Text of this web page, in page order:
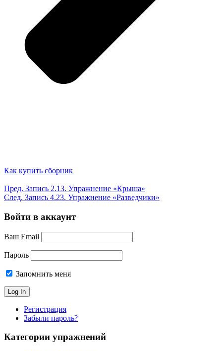
Как купить сборник
Пред. Запись 2.13. Упражнение «Крыша»
След. Запись 4.23. Упражнение «Разведчики»
Войти в аккаунт
Ваш Email
Пароль
Запомнить меня
Регистрация
Забыли пароль?
Категории упражнений